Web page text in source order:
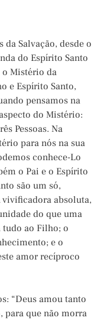
Salvação, desde o
do Espírito Santo
o Mistério da
e Espírito Santo,
pensamos na
do Mistério:
Pessoas. Na
para nós na sua
conhece-Lo
o Pai e o Espírito
são um só,
vivificadora absoluta,
do que uma
tudo ao Filho; o
e o
amor recíproco
“Deus amou tanto
para que não morra